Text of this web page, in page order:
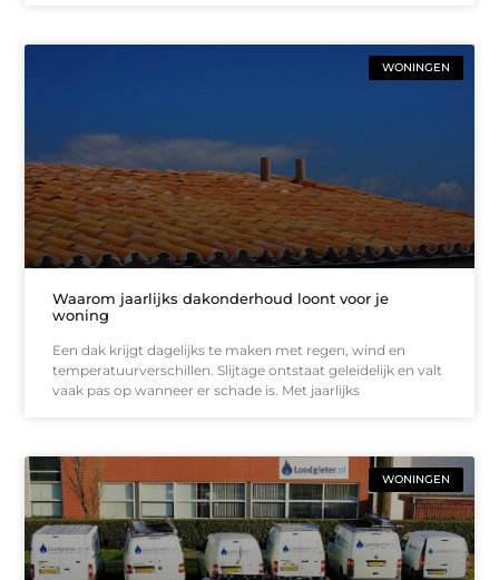
WONINGEN
Waarom jaarlijks dakonderhoud loont voor je
woning
Een dak krijgt dagelijks te maken met regen, wind en
temperatuurverschillen. Slijtage ontstaat geleidelijk en valt
vaak pas op wanneer er schade is. Met jaarlijks
WONINGEN